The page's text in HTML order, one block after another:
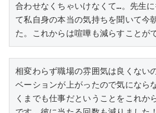
合わせなくちゃいけなくて…。先生
て私自身の本当の気持ちを聞いて今
た。これからは喧嘩も減らすことが
相変わらず職場の雰囲気は良くない
ベーションが上がったので気になら
くまでも仕事だということをこれか